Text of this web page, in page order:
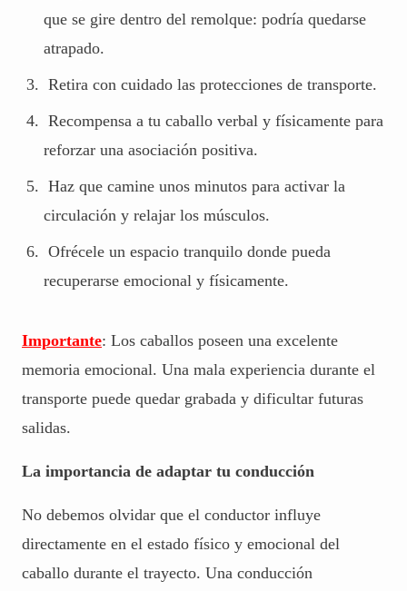
que se gire dentro del remolque: podría quedarse
atrapado.
Retira con cuidado las protecciones de transporte.
Recompensa a tu caballo verbal y físicamente para
reforzar una asociación positiva.
Haz que camine unos minutos para activar la
circulación y relajar los músculos.
Ofrécele un espacio tranquilo donde pueda
recuperarse emocional y físicamente.
Importante: Los caballos poseen una excelente
memoria emocional. Una mala experiencia durante el
transporte puede quedar grabada y dificultar futuras
salidas.
La importancia de adaptar tu conducción
No debemos olvidar que el conductor influye
directamente en el estado físico y emocional del
caballo durante el trayecto. Una conducción